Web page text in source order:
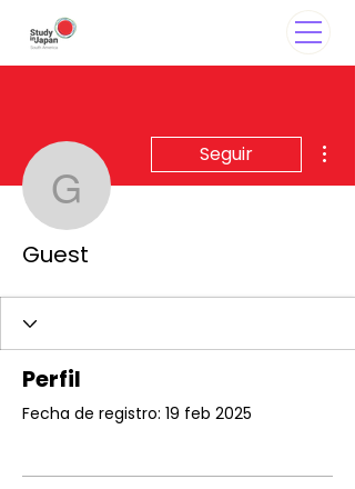
Guest
Seguir
Guest
Perfil
Fecha de registro: 19 feb 2025